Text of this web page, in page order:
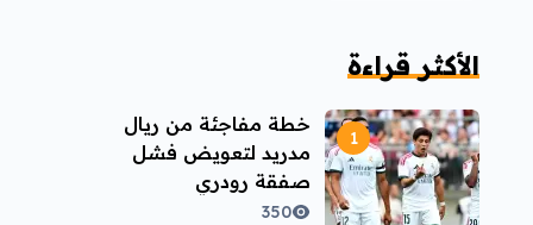
الأكثر قراءة
خطة مفاجئة من ريال
مدريد لتعويض فشل
صفقة رودري
350